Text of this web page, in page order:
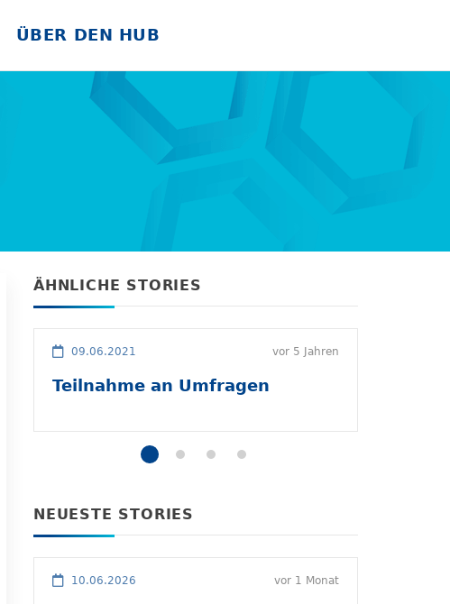
ÜBER DEN HUB
ÄHNLICHE STORIES
09.06.2021 vor 5 Jahren
Teilnahme an Umfragen
NEUESTE STORIES
10.06.2026 vor 1 Monat